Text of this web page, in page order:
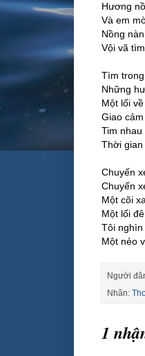
Hương
Và em
Nồng
Vội vã
Tìm
Những
Một lối
Giao
Tim nhau
Thời
Chuyến
Chuyến
Một cõi
Một lối
Tôi nghìn
Một nẻo
Người
Nhãn:
1